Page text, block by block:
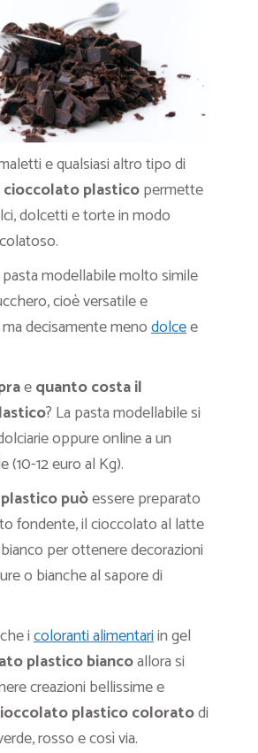
e qualsiasi altro tipo di
cioccolato plasticopermette
dolcetti e torte in modo
modellabile molto simile
cioè versatile e
decisamente menodolcee
equanto costa il
? La pasta modellabile si
oppure online a un
(10-12 euro al Kg).
puòessere preparato
fondente, il cioccolato al latte
per ottenere decorazioni
o bianche al sapore di
icoloranti alimentariin gel
plastico biancoallora si
creazioni bellissime e
plastico coloratodi
rosso e così via.